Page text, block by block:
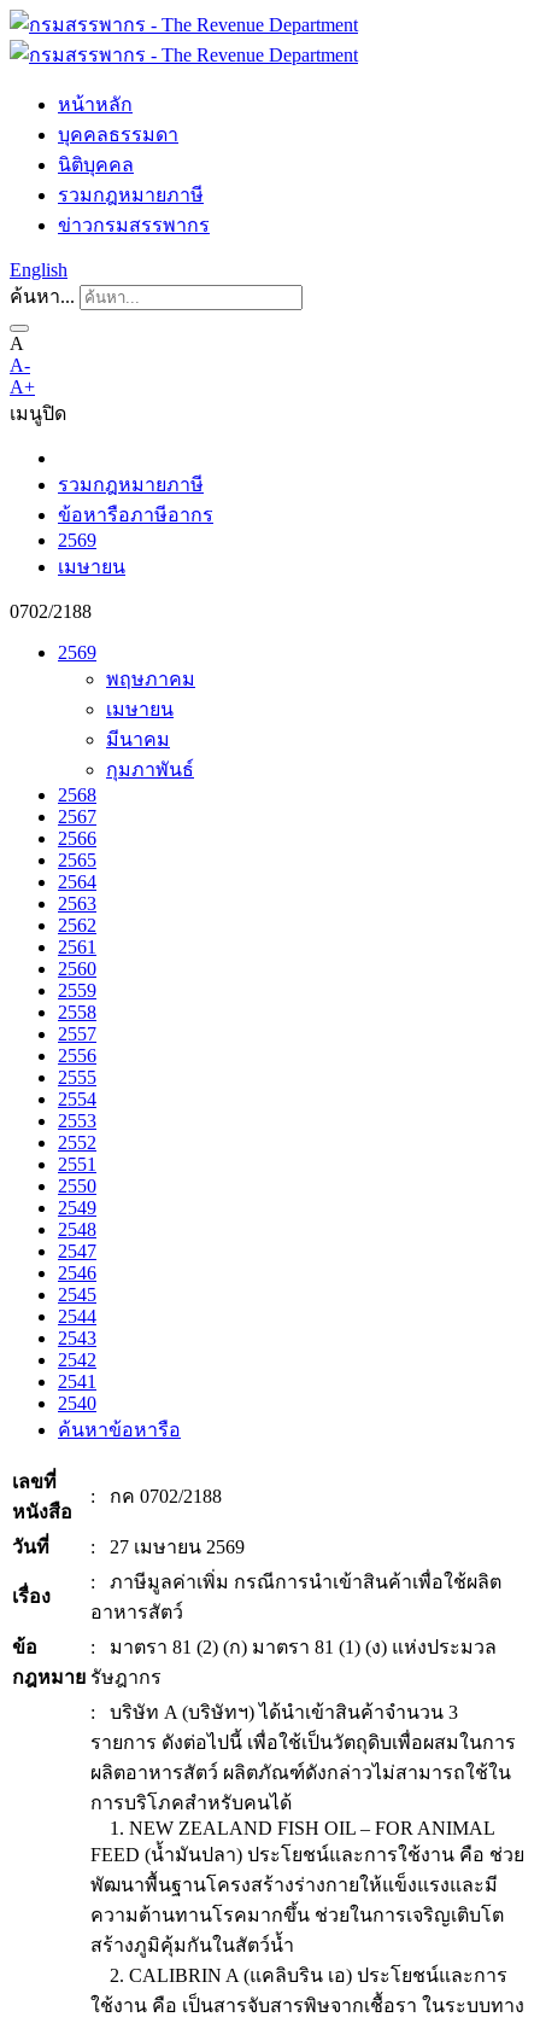
หน้าหลัก
บุคคลธรรมดา
นิติบุคคล
รวมกฎหมายภาษี
ข่าวกรมสรรพากร
English
ค้นหา...
A
A-
A+
เมนูปิด
รวมกฎหมายภาษี
ข้อหารือภาษีอากร
2569
เมษายน
0702/2188
2569
พฤษภาคม
เมษายน
มีนาคม
กุมภาพันธ์
2568
2567
2566
2565
2564
2563
2562
2561
2560
2559
2558
2557
2556
2555
2554
2553
2552
2551
2550
2549
2548
2547
2546
2545
2544
2543
2542
2541
2540
ค้นหาข้อหารือ
เลขที่
หนังสือ
: กค 0702/2188
วันที่ : 27 เมษายน 2569
เรื่อง
: ภาษีมูลค่าเพิ่ม กรณีการนำเข้าสินค้าเพื่อใช้ผลิต
อาหารสัตว์
ข้อ
กฎหมาย
: มาตรา 81 (2) (ก) มาตรา 81 (1) (ง) แห่งประมวล
รัษฎากร
: บริษัท A (บริษัทฯ) ได้นำเข้าสินค้าจำนวน 3
รายการ ดังต่อไปนี้ เพื่อใช้เป็นวัตถุดิบเพื่อผสมในการ
ผลิตอาหารสัตว์ ผลิตภัณฑ์ดังกล่าวไม่สามารถใช้ใน
การบริโภคสำหรับคนได้
1. NEW ZEALAND FISH OIL – FOR ANIMAL
FEED (น้ำมันปลา) ประโยชน์และการใช้งาน คือ ช่วย
พัฒนาพื้นฐานโครงสร้างร่างกายให้แข็งแรงและมี
ความต้านทานโรคมากขึ้น ช่วยในการเจริญเติบโต
สร้างภูมิคุ้มกันในสัตว์น้ำ
2. CALIBRIN A (แคลิบริน เอ) ประโยชน์และการ
ใช้งาน คือ เป็นสารจับสารพิษจากเชื้อรา ในระบบทาง